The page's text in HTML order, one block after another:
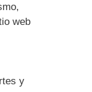
web
y